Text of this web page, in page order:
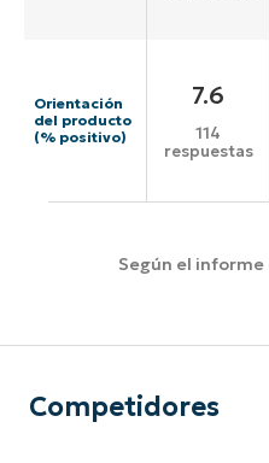
Orientación
del producto
(% positivo)
7.6
114
respuestas
Según el
Competidores